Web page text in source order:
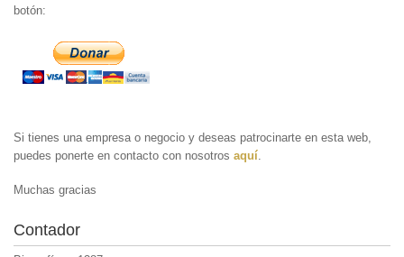
botón:
Si tienes una empresa o negocio y deseas patrocinarte en esta web,
puedes ponerte en contacto con nosotros aquí
Muchas gracias
Contador